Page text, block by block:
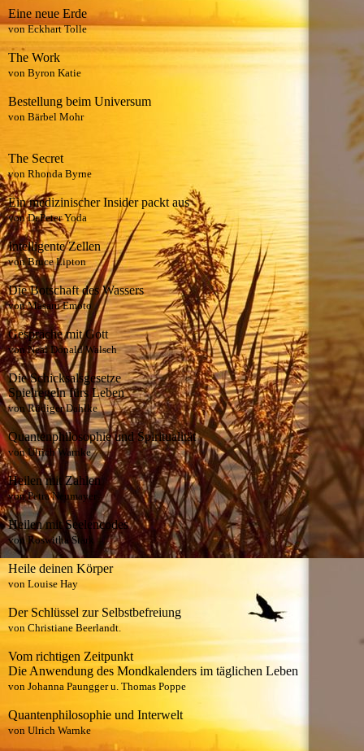
Eine neue Erde
von Eckhart Tolle
The Work
von Byron Katie
Bestellung beim Universum
von Bärbel Mohr
The Secret
von Rhonda Byrne
Ein medizinischer Insider packt aus
von Dr.Peter Yoda
Intelligente Zellen
von Bruce Lipton
Die Botschaft des Wassers
von Masaru Emoto
Gespräche mit Gott
von Neal Donald Walsch
Die Schicksalsgesetze
Spielregeln fürs Leben
von Rüdiger Dahlke
Quantenphilosophie und Spiritualität
von Ulrich Warnke
Heilen mit Zahlen
von Petra Neumayer
Heilen mit Seelencodes
von Roswitha Stark
Heile deinen Körper
von Louise Hay
Der Schlüssel zur Selbstbefreiung
von Christiane Beerlandt.
Vom richtigen Zeitpunkt
Die Anwendung des Mondkalenders im täglichen Leben
von Johanna Paungger u. Thomas Poppe
Quantenphilosophie und Interwelt
von Ulrich Warnke